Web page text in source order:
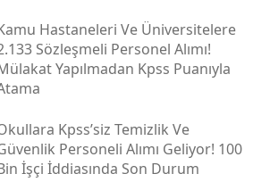
Hastaneleri Ve Üniversitelere
Sözleşmeli Personel Alımı!
Yapılmadan Kpss Puanıyla
Kpss’siz Temizlik Ve
Personeli Alımı Geliyor! 100
İşçi İddiasında Son Durum